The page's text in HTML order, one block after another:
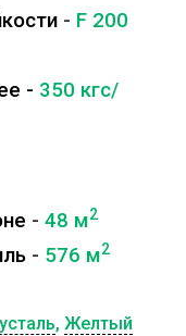
- F 200
- 350 кгс/
- 48 м2
- 576 м2
, Желтый